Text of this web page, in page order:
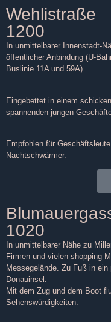
Wehlistraße
1200
In unmittelbarer Innenstadt-
öffentlicher Anbindung (U-
Buslinie 11A und 59A).
Eingebettet in einem
spannenden jungen
Empfohlen für
Nachtschwärmer.
1020
In unmittelbarer Nähe zu
Firmen und vielen shopping
Messegelände. Zu Fuß in
Donauinsel.
Mit dem Zug und dem Boot
Sehenswürdigkeiten.